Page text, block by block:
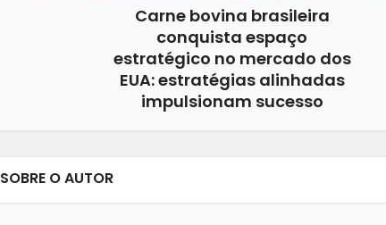
Carne bovina brasileira
conquista espaço
estratégico no mercado dos
EUA: estratégias alinhadas
impulsionam sucesso
SOBRE O AUTOR